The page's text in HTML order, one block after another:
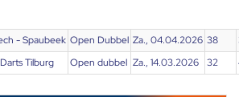
- Spaubeek Open Dubbel Za., 04.04.2026 38
Tilburg Open dubbel Za., 14.03.2026 32